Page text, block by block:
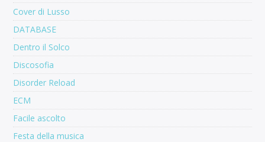
Cover di Lusso
DATABASE
Dentro il Solco
Discosofia
Disorder Reload
ECM
Facile ascolto
Festa della musica